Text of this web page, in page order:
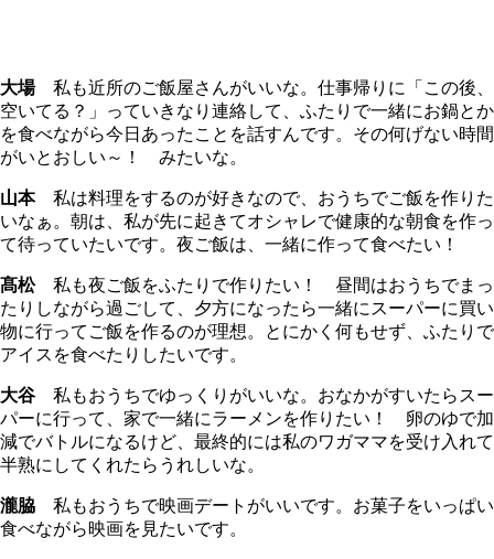
大場私も近所のご飯屋さんがいいな。仕事帰りに「この後、
空いてる？」っていきなり連絡して、ふたりで一緒にお鍋とか
を食べながら今日あったことを話すんです。その何げない時間
がいとおしい～！ みたいな。
山本私は料理をするのが好きなので、おうちでご飯を作りた
いなぁ。朝は、私が先に起きてオシャレで健康的な朝食を作っ
て待っていたいです。夜ご飯は、一緒に作って食べたい！
髙松私も夜ご飯をふたりで作りたい！ 昼間はおうちでまっ
たりしながら過ごして、夕方になったら一緒にスーパーに買い
物に行ってご飯を作るのが理想。とにかく何もせず、ふたりで
アイスを食べたりしたいです。
大谷 私もおうちでゆっくりがいいな。おなかがすいたらスー
パーに行って、家で一緒にラーメンを作りたい！ 卵のゆで加
減でバトルになるけど、最終的には私のワガママを受け入れて
半熟にしてくれたらうれしいな。
瀧脇 私もおうちで映画デートがいいです。お菓子をいっぱい
食べながら映画を見たいです。